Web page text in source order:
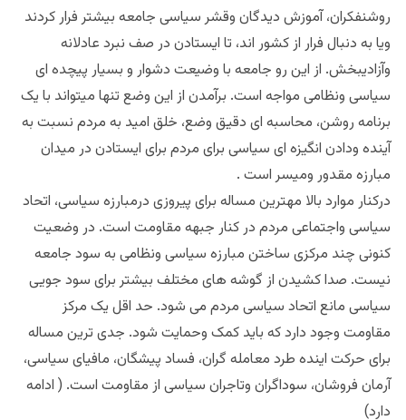
روشنفکران، آموزش دیدگان وقشر سیاسی جامعه بیشتر فرار کردند
ویا به دنبال فرار از کشور اند، تا ایستادن در صف نبرد عادلانه
وآزادیبخش. از این رو جامعه با وضیعت دشوار و بسیار پیچده ای
سیاسی ونظامی مواجه است. برآمدن از این وضع تنها میتواند با یک
برنامه روشن، محاسبه ای دقیق وضع، خلق امید به مردم نسبت به
آینده ودادن انگیزه ای سیاسی برای مردم برای ایستادن در میدان
مبارزه مقدور ومیسر است .
درکنار موارد بالا مهترین مساله برای پیروزی درمبارزه سیاسی، اتحاد
سیاسی واجتماعی مردم در کنار جبهه مقاومت است. در وضعیت
کنونی چند مرکزی ساختن مبارزه سیاسی ونظامی به سود جامعه
نیست. صدا کشیدن از گوشه های مختلف بیشتر برای سود جویی
سیاسی مانع اتحاد سیاسی مردم می شود. حد اقل یک مرکز
مقاومت وجود دارد که باید کمک وحمایت شود. جدی ترین مساله
برای حرکت اینده طرد معامله گران، فساد پیشگان، مافیای سیاسی،
آرمان فروشان، سوداگران وتاجران سیاسی از مقاومت است. ( ادامه
دارد)